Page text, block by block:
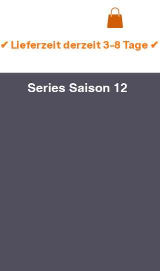
✔ Lieferzeit derzeit 3-8 Tage
Series Saison 12